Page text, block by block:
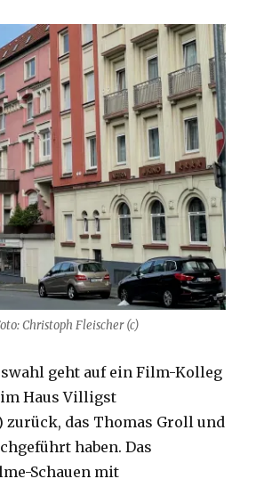
Christoph Fleischer (c)
geht auf ein Film-Kolleg
Haus Villigst
zurück, das Thomas Groll und
haben. Das
Schauen mit